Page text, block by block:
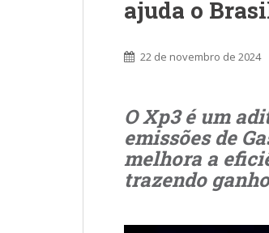
ajuda o
22 de novembro de 2024
O Xp3 é um
emissões de
melhora a
trazendo